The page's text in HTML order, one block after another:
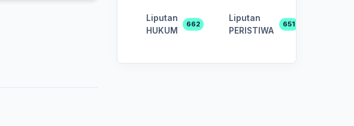
Liputan
HUKUM
662
Liputan
PERISTIWA
651